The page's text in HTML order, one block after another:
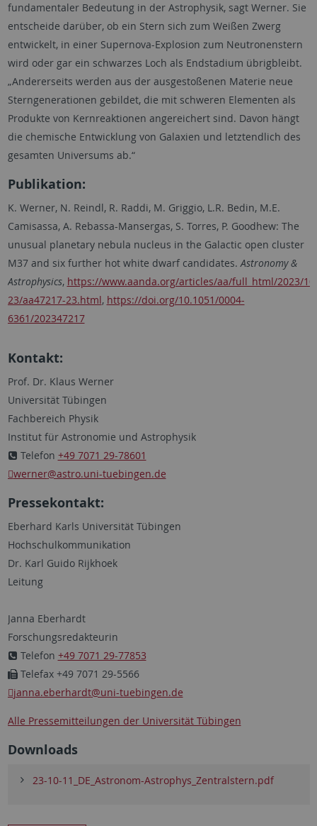
fundamentaler Bedeutung in der Astrophysik, sagt Werner. Sie
entscheide darüber, ob ein Stern sich zum Weißen Zwerg
entwickelt, in einer Supernova-Explosion zum Neutronenstern
wird oder gar ein schwarzes Loch als Endstadium übrigbleibt.
„Andererseits werden aus der ausgestoßenen Materie neue
Sterngenerationen gebildet, die mit schweren Elementen als
Produkte von Kernreaktionen angereichert sind. Davon hängt
die chemische Entwicklung von Galaxien und letztendlich des
gesamten Universums ab.“
Publikation:
K. Werner, N. Reindl, R. Raddi, M. Griggio, L.R. Bedin, M.E.
Camisassa, A. Rebassa-Mansergas, S. Torres, P. Goodhew: The
unusual planetary nebula nucleus in the Galactic open cluster
M37 and six further hot white dwarf candidates.Astronomy &
Astrophysics, https://www.aanda.org/articles/aa/full_html/2023/
23/aa47217-23.html, https://doi.org/10.1051/0004-
6361/202347217
Kontakt:
Prof. Dr. Klaus Werner
Universität Tübingen
Fachbereich Physik
Institut für Astronomie und Astrophysik
Telefon +49 7071 29-78601
werner@astro.uni-tuebingen.de
Pressekontakt:
Eberhard Karls Universität Tübingen
Hochschulkommunikation
Dr. Karl Guido Rijkhoek
Leitung
Janna Eberhardt
Forschungsredakteurin
Telefon +49 7071 29-77853
Telefax +49 7071 29-5566
janna.eberhardt@uni-tuebingen.de
Alle Pressemitteilungen der Universität Tübingen
Downloads
23-10-11_DE_Astronom-Astrophys_Zentralstern.pdf